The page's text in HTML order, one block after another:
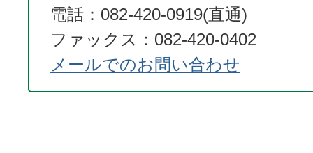
電話：082-420-0919(直通)
ファックス：082-420-0402
メールでのお問い合わせ